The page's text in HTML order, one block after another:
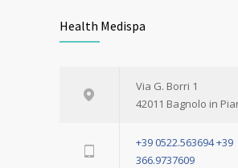
Health Medispa
Via G. Borri 1
42011 Bagnolo in
+39 0522.563694+39
366.9737609